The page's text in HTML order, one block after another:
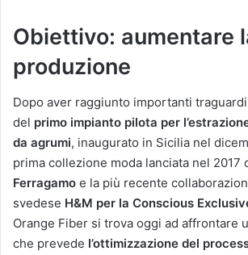
Obiettivo: aumentare
produzione
Dopo aver raggiunto importanti traguardi
del primo impianto pilota per
da agrumi, inaugurato in Sicilia nel
prima collezione moda lanciata nel 2017
Ferragamo e la più recente
svedese H&M per la Conscious
Orange Fiber si trova oggi ad affrontare
che prevede l’ottimizzazione del